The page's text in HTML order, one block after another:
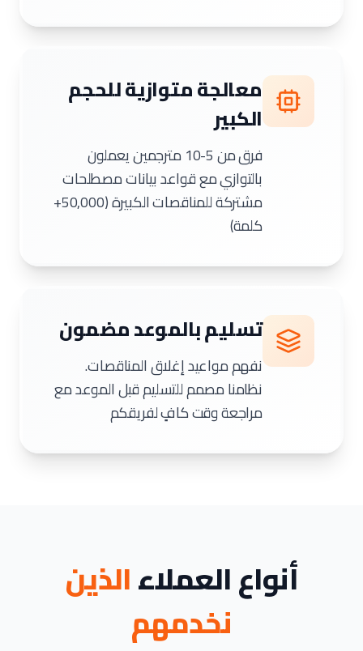
معالجة متوازية للحجم
الكبير
فرق من 5-10 مترجمين يعملون
بالتوازي مع قواعد بيانات مصطلحات
مشتركة للمناقصات الكبيرة (50,000+
كلمة)
تسليم بالموعد مضمون
نفهم مواعيد إغلاق المناقصات.
نظامنا مصمم للتسليم قبل الموعد مع
مراجعة وقت كافٍ لفريقكم
أنواع العملاءالذين
نخدمهم